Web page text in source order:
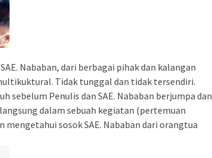
Nababan, dari berbagai pihak dan kalangan
Tidak tunggal dan tidak tersendiri.
sebelum Penulis dan SAE. Nababan berjumpa dan
dalam sebuah kegiatan (pertemuan
mengetahui sosok SAE. Nababan dari orangtua